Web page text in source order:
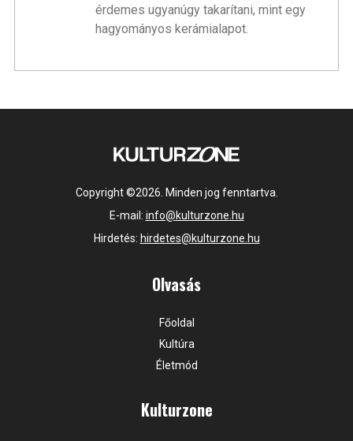
érdemes ugyanúgy takarítani, mint egy
hagyományos kerámialapot.
Copyright ©2026. Minden jog fenntartva.
E-mail: info@kulturzone.hu
Hirdetés: hirdetes@kulturzone.hu
Olvasás
Főoldal
Kultúra
Életmód
Kulturzone